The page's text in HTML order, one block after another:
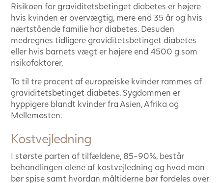
Risikoen for graviditetsbetinget diabetes er højere
hvis kvinden er overvægtig, mere end 35 år og hvis
nærtstående familie har diabetes. Desuden
medregnes tidligere graviditetsbetinget diabetes
eller hvis barnets vægt er højere end 4500 g som
risikofaktorer.
To til tre procent af europæiske kvinder rammes af
graviditetsbetinget diabetes. Sygdommen er
hyppigere blandt kvinder fra Asien, Afrika og
Mellemøsten.
Kostvejledning
I største parten af tilfældene, 85-90%, består
behandlingen alene af kostvejledning og hvad man
bør spise samt hvordan måltiderne bør fordeles over